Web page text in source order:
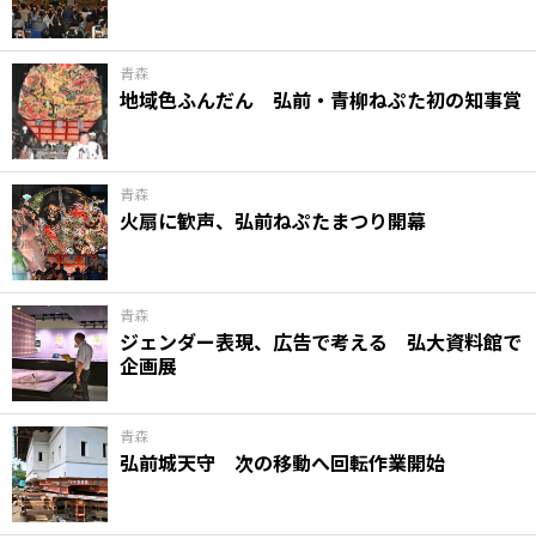
青森
地域色ふんだん 弘前・青柳ねぷた初の知事賞
青森
火扇に歓声、弘前ねぷたまつり開幕
青森
ジェンダー表現、広告で考える 弘大資料館で
企画展
青森
弘前城天守 次の移動へ回転作業開始